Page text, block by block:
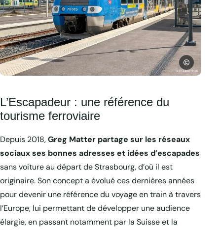
Photo, © Escapadeur
Escapadeur
L’Escapadeur : une référence du
tourisme ferroviaire
Depuis 2018,Greg Matter partage sur les réseaux
sociaux ses bonnes adresses et idées d’escapades
sans voiture au départ de Strasbourg, d’où il est
originaire. Son concept a évolué ces dernières années
pour devenir une référence du voyage en train à travers
l’Europe, lui permettant de développer une audience
élargie, en passant notamment par la Suisse et la